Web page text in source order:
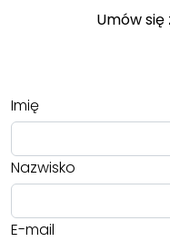
Umów
Imię
Nazwisko
E-mail